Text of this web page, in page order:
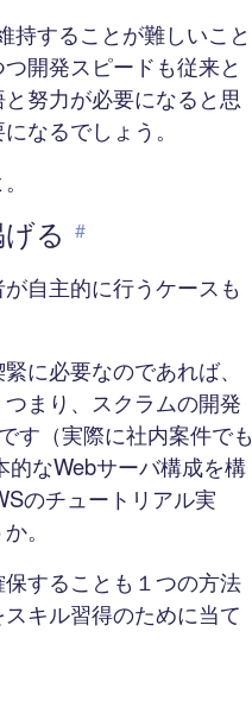
持することが難しいこと
開発スピードも従来と
努力が必要になると思
なるでしょう。
る #
自主的に行うケースも
に必要なのであれば、
まり、スクラムの開発
す（実際に社内案件でも
なWebサーバ構成を構
のチュートリアル実
。
することも１つの方法
キル習得のために当て